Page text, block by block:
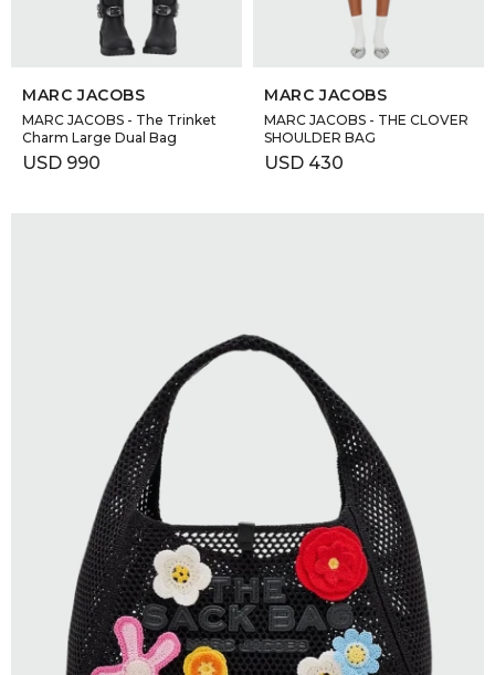
SELECCIONAR TALLE
MARC JACOBS
MARC JACOBS - The Trinket
Charm Large Dual Bag
USD 990
SELECCIONAR TALLE
MARC JACOBS
MARC JACOBS - THE CLOVER
SHOULDER BAG
USD 430